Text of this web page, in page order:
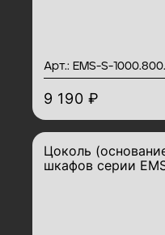
Арт.: EMS-S-
9 190 ₽
Цоколь
шкафов серии